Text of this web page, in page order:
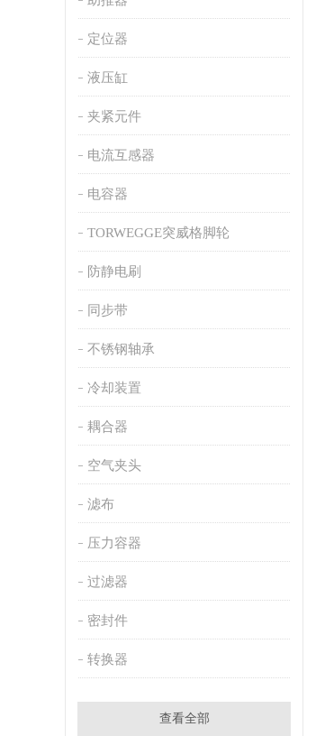
定位器
液压缸
夹紧元件
电流互感器
电容器
TORWEGGE突威格脚轮
防静电刷
同步带
不锈钢轴承
冷却装置
耦合器
空气夹头
滤布
压力容器
过滤器
密封件
转换器
查看全部